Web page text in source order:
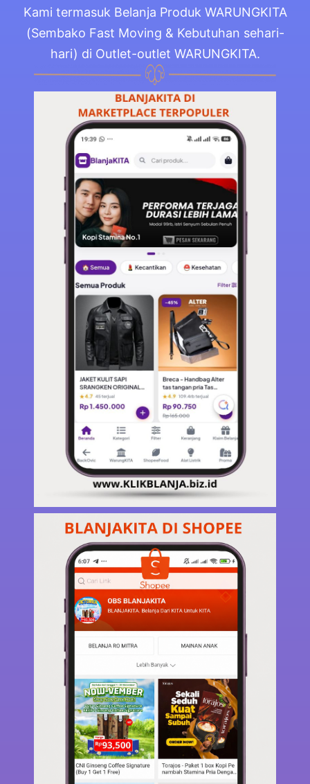
Kami termasuk Belanja Produk WARUNGKITA
(Sembako Fast Moving & Kebutuhan sehari-
hari) di Outlet-outlet WARUNGKITA.